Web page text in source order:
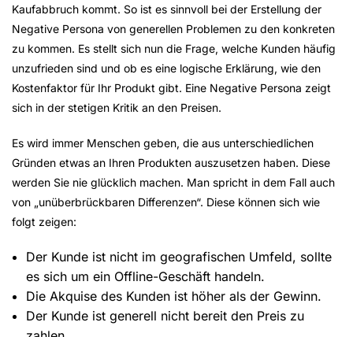
Kaufabbruch kommt. So ist es sinnvoll bei der Erstellung der
Negative Persona von generellen Problemen zu den konkreten
zu kommen. Es stellt sich nun die Frage, welche Kunden häufig
unzufrieden sind und ob es eine logische Erklärung, wie den
Kostenfaktor für Ihr Produkt gibt. Eine Negative Persona zeigt
sich in der stetigen Kritik an den Preisen.
Es wird immer Menschen geben, die aus unterschiedlichen
Gründen etwas an Ihren Produkten auszusetzen haben. Diese
werden Sie nie glücklich machen. Man spricht in dem Fall auch
von „unüberbrückbaren Differenzen“. Diese können sich wie
folgt zeigen:
Der Kunde ist nicht im geografischen Umfeld, sollte
es sich um ein Offline-Geschäft handeln.
Die Akquise des Kunden ist höher als der Gewinn.
Der Kunde ist generell nicht bereit den Preis zu